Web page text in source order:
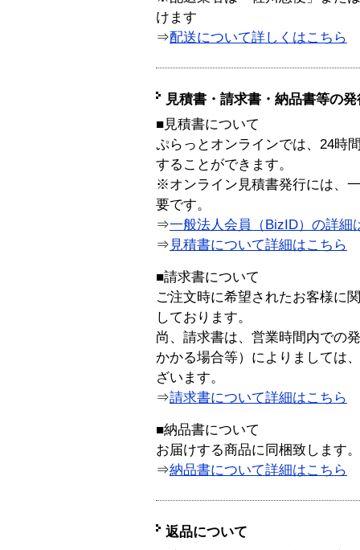
けます
⇒配送について詳しくはこちら
見積書・請求書・納品書等の
■見積書について
ぷらっとオンラインでは、24時
することができます。
※オンライン見積書発行には、
要です。
⇒一般法人会員（BizID）の詳細
⇒ 見積書について詳細はこちら
■請求書について
ご注文時に希望されたお客様に
しております。
尚、請求書は、営業時間内での
かかる場合等）によりましては
ざいます。
⇒請求書について詳細はこちら
■納品書について
お届けする商品に同梱致します。
⇒納品書について詳細はこちら
返品について